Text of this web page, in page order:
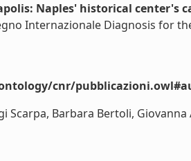
Naples' historical center's
Internazionale Diagnosis for
cnr/
Scarpa, Barbara Bertoli,